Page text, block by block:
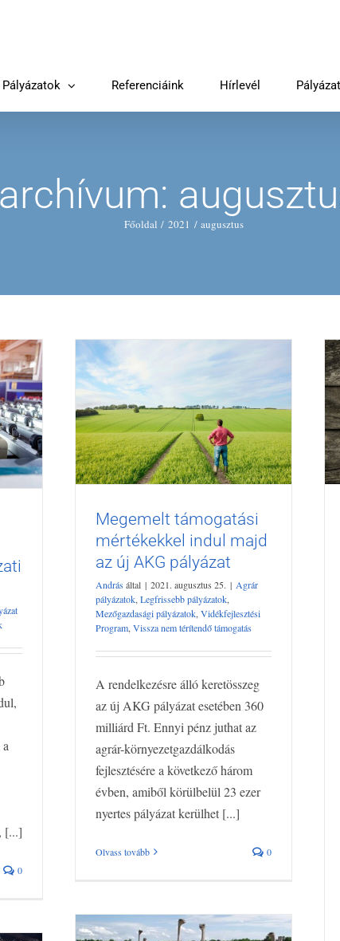
Pályázatok Referenciáink Hírlevél
Főoldal 2021 augusztus
[...]
0
Megemelt támogatási
mértékekkel indul majd az új
AKG pályázat
Agrár pályázatok Legfrissebb pályázatok
Mezőgazdasági pályázatok Vidékfejlesztési
Program Vissza nem térítendő támogatás
Megemelt támogatási
mértékekkel indul majd
az új AKG pályázat
Andrásáltal | 2021. augusztus 25. | Agrár
pályázatok Legfrissebb pályázatok
Mezőgazdasági pályázatok Vidékfejlesztési
Program Vissza nem térítendő támogatás
A rendelkezésre álló keretösszeg
az új AKG pályázat esetében 360
milliárd Ft. Ennyi pénz juthat az
agrár-környezetgazdálkodás
fejlesztésére a következő három
évben, amiből körülbelül 23 ezer
nyertes pályázat kerülhet [...]
Olvass tovább 0